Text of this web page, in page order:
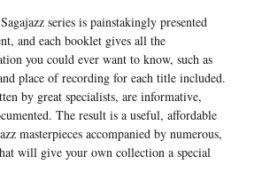
series is painstakingly presented
and each booklet gives all the
you could ever want to know, such as
place of recording for each title included.
by great specialists, are informative,
The result is a useful, affordable
masterpieces accompanied by numerous,
will give your own collection a special